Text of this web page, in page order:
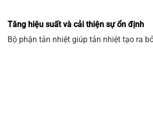
Tăng hiệu suất và cải thiện sự ổn định
Bộ phận tản nhiệt giúp tản nhiệt tạo ra